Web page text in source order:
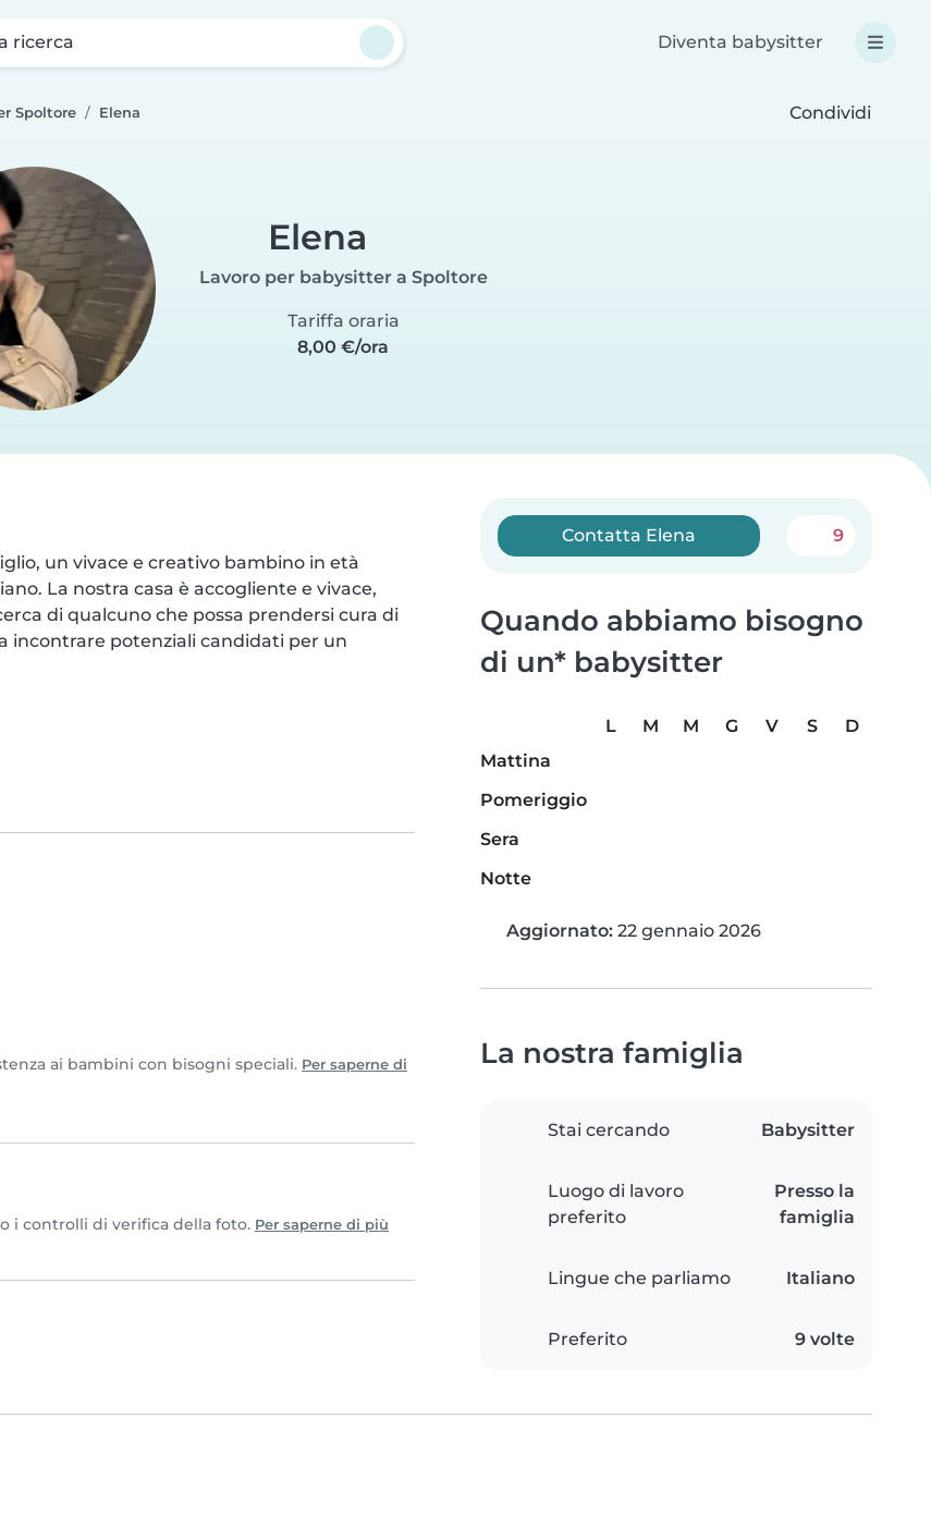
ricerca Diventa babysitter
Spoltore Elena Condividi
Elena
Lavoro per babysitter a Spoltore
Tariffa oraria
8,00 €/ora
un vivace e creativo bambino in età
La nostra casa è accogliente e vivace,
di qualcuno che possa prendersi cura di
incontrare potenziali candidati per un
ai bambini con bisogni speciali. Per saperne di
i controlli di verifica della foto. Per saperne di più
Contatta Elena 9
Quando abbiamo bisogno
di un* babysitter
L M M G V S
D
Mattina
Pomeriggio
Sera
Notte
Aggiornato: 22 gennaio 2026
La nostra famiglia
Stai cercando Babysitter
Luogo di lavoro
preferito
Presso la
famiglia
Lingue che parliamo Italiano
Preferito 9 volte